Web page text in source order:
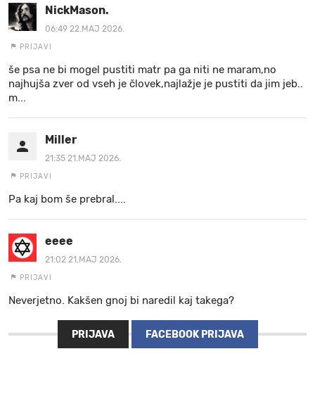
NickMason.
06:49 22.MAJ 2026.
PRIJAVI
še psa ne bi mogel pustiti matr pa ga niti ne maram,no
najhujša zver od vseh je človek,najlažje je pustiti da jim jeb..
m...
Miller
21:35 21.MAJ 2026.
PRIJAVI
Pa kaj bom še prebral....
eeee
21:02 21.MAJ 2026.
PRIJAVI
Neverjetno. Kakšen gnoj bi naredil kaj takega?
PRIJAVA FACEBOOK PRIJAVA